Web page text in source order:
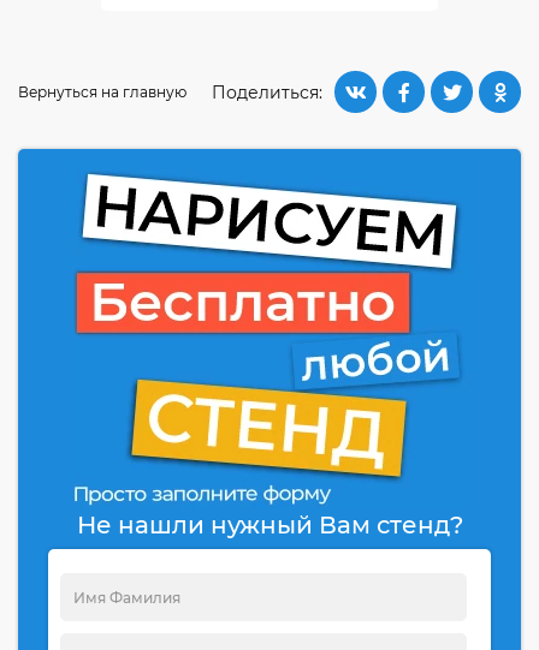
Поделиться:
Вернуться на главную
Не нашли нужный Вам стенд?